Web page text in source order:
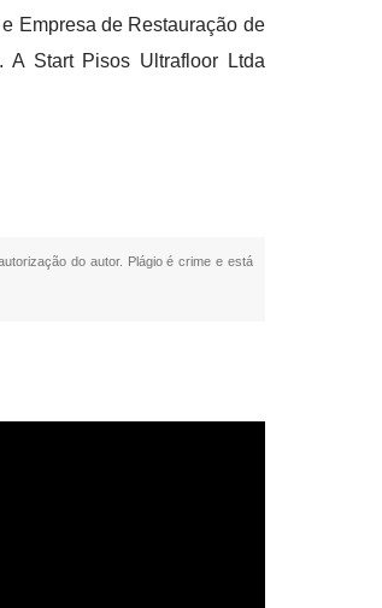
Empresa de Restauração de
A Start Pisos Ultrafloor Ltda
do autor. Plágio é crime e está